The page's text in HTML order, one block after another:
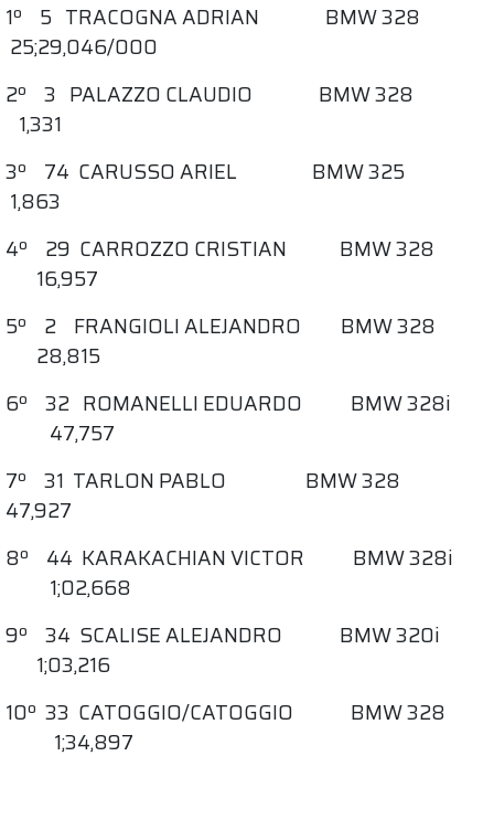
1º 5 TRACOGNA ADRIAN BMW 328
25;29,046/000
2º 3 PALAZZO CLAUDIO BMW 328
1,331
3º 74 CARUSSO ARIEL BMW 325
1,863
4º 29 CARROZZO CRISTIAN BMW 328
16,957
5º 2 FRANGIOLI ALEJANDRO BMW 328
28,815
6º 32 ROMANELLI EDUARDO BMW 328i
47,757
7º 31 TARLON PABLO BMW 328
47,927
8º 44 KARAKACHIAN VICTOR BMW 328i
1;02,668
9º 34 SCALISE ALEJANDRO BMW 320i
1;03,216
10º 33 CATOGGIO/CATOGGIO BMW 328
1;34,897